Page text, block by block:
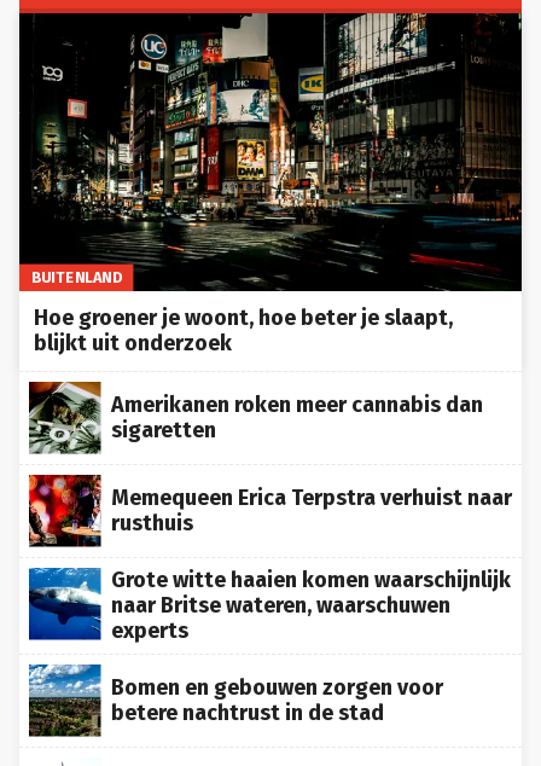
BUITENLAND
Hoe groener je woont, hoe beter je slaapt,
blijkt uit onderzoek
Amerikanen roken meer cannabis dan
sigaretten
Memequeen Erica Terpstra verhuist naar
rusthuis
Grote witte haaien komen waarschijnlijk
naar Britse wateren, waarschuwen
experts
Bomen en gebouwen zorgen voor
betere nachtrust in de stad